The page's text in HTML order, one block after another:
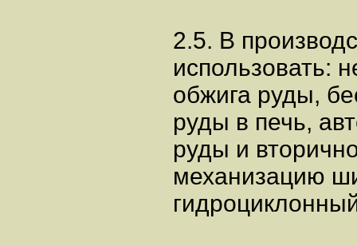
2.5. В
использовать:
обжига руды,
руды в печь,
руды и
механизацию